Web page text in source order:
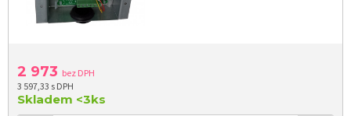
2 973 bez DPH
3 597,33 s DPH
Skladem <3ks